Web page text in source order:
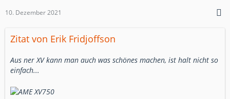
10. Dezember 2021
Zitat von Erik Fridjoffson
Aus ner XV kann man auch was schönes machen, ist halt nicht so
einfach...